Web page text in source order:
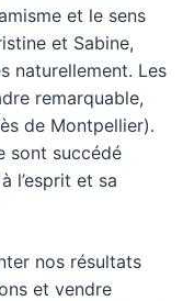
et le sens
et Sabine,
naturellement. Les
remarquable,
de Montpellier).
sont succédé
l’esprit et sa
nos résultats
et vendre